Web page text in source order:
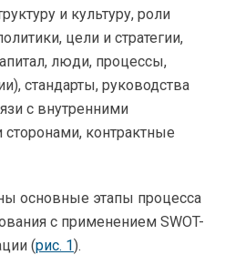
и культуру, роли
цели и стратегии,
люди, процессы,
стандарты, руководства
с внутренними
контрактные
основные этапы процесса
с применением SWOT-
(рис. 1).